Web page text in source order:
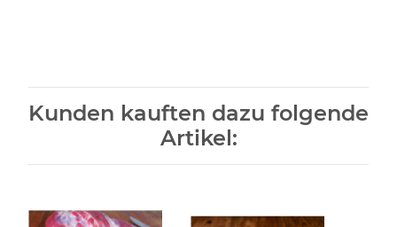
Kunden kauften dazu folgende
Artikel: